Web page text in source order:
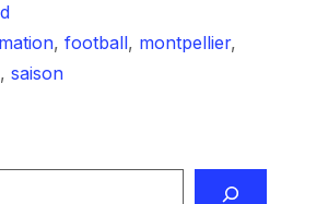
, football, montpellier,
, saison